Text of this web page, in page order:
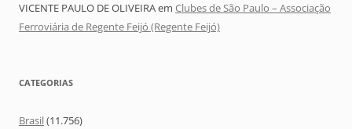
VICENTE PAULO DE OLIVEIRAem Clubes de São Paulo – Associação
Ferroviária de Regente Feijó (Regente Feijó)
CATEGORIAS
Brasil(11.756)